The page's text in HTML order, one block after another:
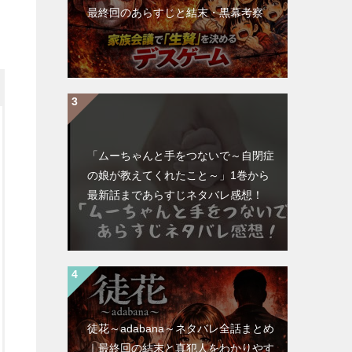
最終回のあらすじと結末・黒幕考察
「ムーちゃんと手をつないで～自閉症
の娘が教えてくれたこと～」1巻から
最新話まであらすじネタバレ感想！
徒花～adabana～ネタバレ全話まとめ
｜最終回の結末と真犯人をわかりやす